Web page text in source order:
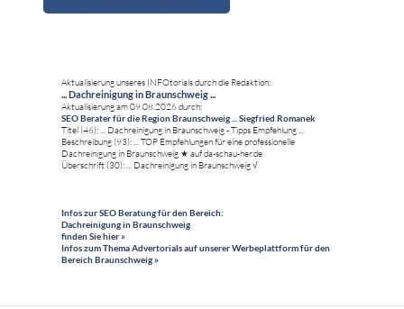
Aktualisierung unseres INFOtorials durch die Redaktion:
... Dachreinigung in Braunschweig ...
Aktualisierung am 09.08.2026 durch:
SEO Berater für die Region Braunschweig ... Siegfried Romanek
Titel (46): ... Dachreinigung in Braunschweig - Tipps Empfehlung ...
Beschreibung (93): ... TOP Empfehlungen für eine professionelle
Dachreinigung in Braunschweig ★ auf da-schau-her.de
Überschrift (30): ... Dachreinigung in Braunschweig √
Infos zur SEO Beratung für den Bereich:
Dachreinigung in Braunschweig
finden Sie hier »
Infos zum Thema Advertorials auf unserer Werbeplattform für den
Bereich Braunschweig »